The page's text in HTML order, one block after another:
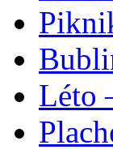
Léto